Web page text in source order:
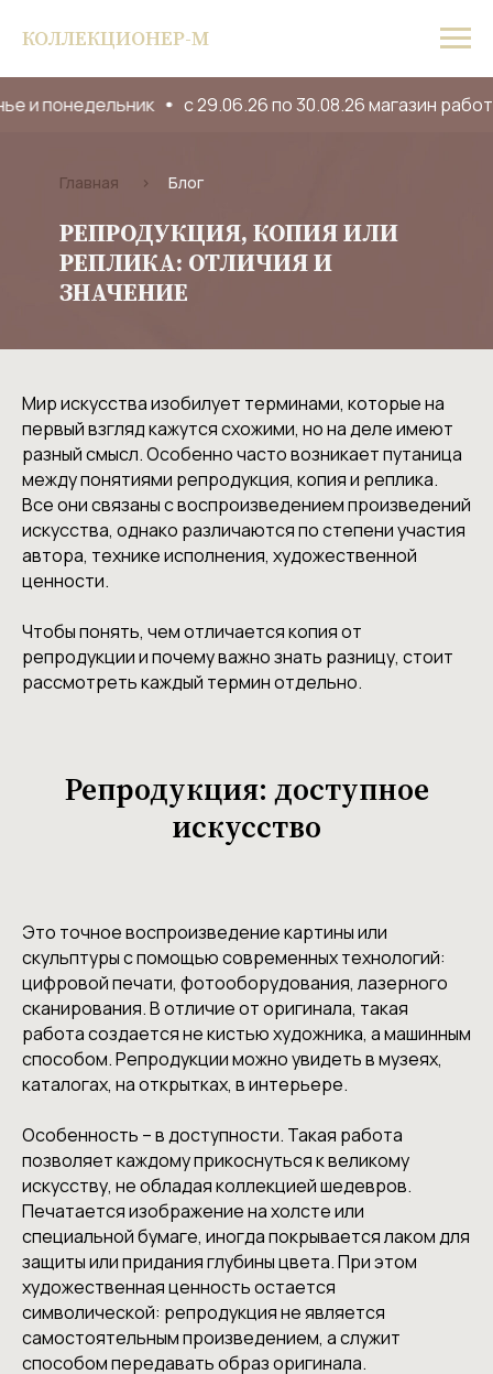
КОЛЛЕКЦИОНЕР-М
понедельник с 29.06.26 по 30.08.26 магазин
РЕПРОДУКЦИЯ, КОПИЯ ИЛИ
РЕПЛИКА: ОТЛИЧИЯ И
ЗНАЧЕНИЕ
>
Главная Блог
Мир искусства изобилует терминами, которые на
первый взгляд кажутся схожими, но на деле имеют
разный смысл. Особенно часто возникает путаница
между понятиями репродукция, копия и реплика.
Все они связаны с воспроизведением произведений
искусства, однако различаются по степени участия
автора, технике исполнения, художественной
ценности.
Чтобы понять, чем отличается копия от
репродукции и почему важно знать разницу, стоит
рассмотреть каждый термин отдельно.
Репродукция: доступное
искусство
Это точное воспроизведение картины или
скульптуры с помощью современных технологий:
цифровой печати, фотооборудования, лазерного
сканирования. В отличие от оригинала, такая
работа создается не кистью художника, а машинным
способом. Репродукции можно увидеть в музеях,
каталогах, на открытках, в интерьере.
Особенность – в доступности. Такая работа
позволяет каждому прикоснуться к великому
искусству, не обладая коллекцией шедевров.
Печатается изображение на холсте или
специальной бумаге, иногда покрывается лаком для
защиты или придания глубины цвета. При этом
художественная ценность остается
символической: репродукция не является
самостоятельным произведением, а служит
способом передавать образ оригинала.